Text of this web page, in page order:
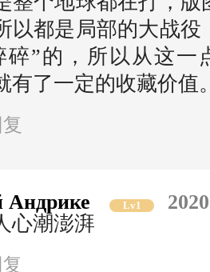
以都是局部的大战
碎”的，所以从这一
有了一定的收藏价值
Андрике Lv1
心潮澎湃